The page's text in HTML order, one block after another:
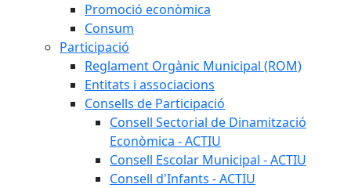
Promoció econòmica
Consum
Participació
Reglament Orgànic Municipal (ROM)
Entitats i associacions
Consells de Participació
Consell Sectorial de Dinamització
Econòmica - ACTIU
Consell Escolar Municipal - ACTIU
Consell d'Infants - ACTIU